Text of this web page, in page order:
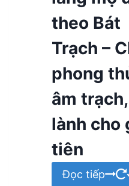
theo Bát
Trạch –
phong
âm
lành cho
tiên
Đọc tiếp